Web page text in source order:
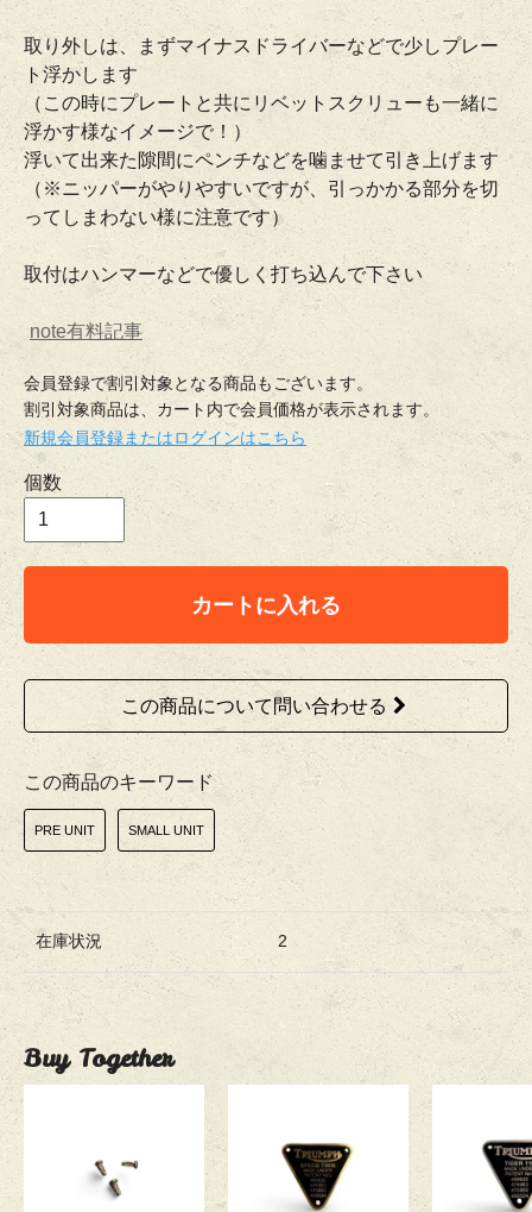
取り外しは、まずマイナスドライバーなどで少しプレー
ト浮かします
（この時にプレートと共にリベットスクリューも一緒に
浮かす様なイメージで！）
浮いて出来た隙間にペンチなどを噛ませて引き上げます
（※ニッパーがやりやすいですが、引っかかる部分を切
ってしまわない様に注意です）
取付はハンマーなどで優しく打ち込んで下さい
note有料記事
会員登録で割引対象となる商品もございます。
割引対象商品は、カート内で会員価格が表示されます。
新規会員登録またはログインはこちら
個数
カートに入れる
この商品について問い合わせる
この商品のキーワード
PRE UNIT SMALL UNIT
在庫状況 2
Buy Together